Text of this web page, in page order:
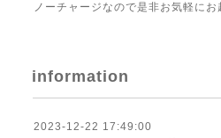
ノーチャージなので是非お気軽にお
information
2023-12-22 17:49:00